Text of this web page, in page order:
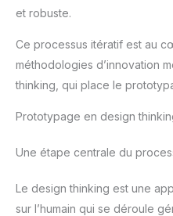
et robuste.
Ce processus itératif est au
méthodologies d’innovation
thinking, qui place le
Prototypage en design
Une étape centrale du
Le design thinking est une
sur l’humain qui se déroule